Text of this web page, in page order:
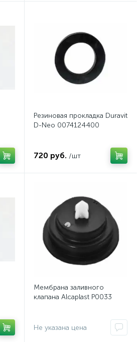
Резиновая прокладка Duravit
D-Neo 0074124400
720 руб. /шт
Мембрана заливного
клапана Alcaplast P0033
Не указана цена